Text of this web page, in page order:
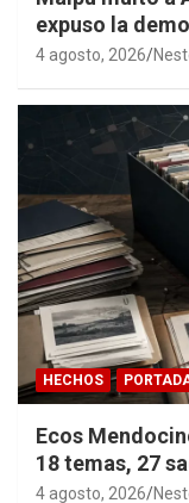
expuso la
4 agosto, 2026
HECHOS
Ecos
18 temas, 27
años de
4 agosto, 2026